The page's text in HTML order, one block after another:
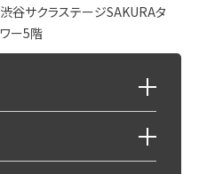
渋谷サクラステージSAKURAタ
ワー5階